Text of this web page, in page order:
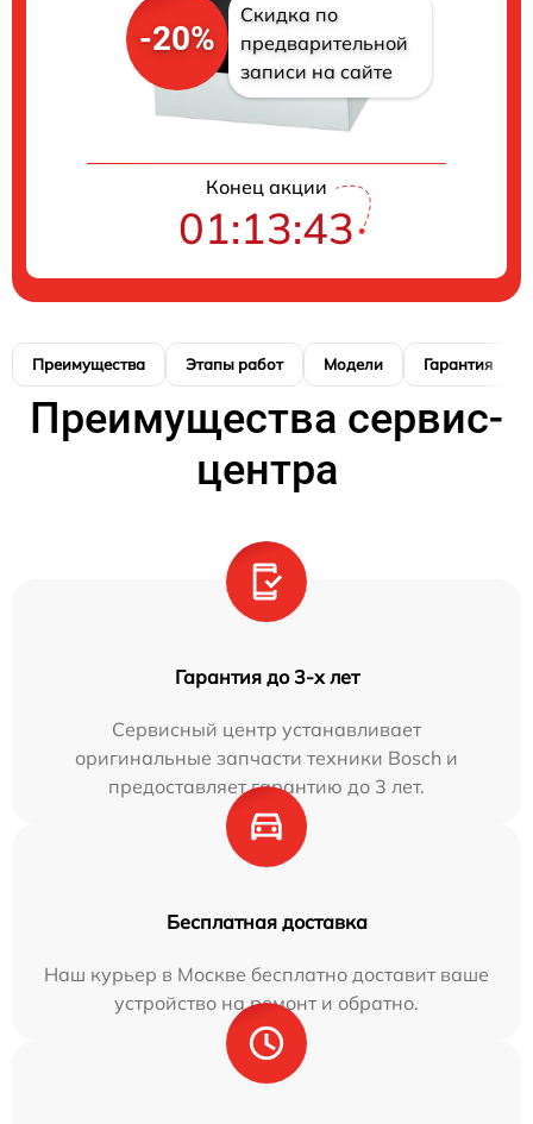
-20%
Скидка по
предварительной
записи на сайте
Конец акции
01:13:42
Преимущества Этапы работ Модели Гарантия
Преимущества сервис-
центра
Гарантия до 3-х лет
Сервисный центр устанавливает
оригинальные запчасти техники Bosch и
предоставляет гарантию до 3 лет.
Бесплатная доставка
Наш курьер в Москве бесплатно доставит ваше
устройство на ремонт и обратно.